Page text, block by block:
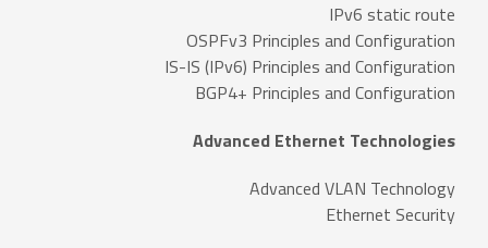
IPv6 static route
OSPFv3 Principles and Configuration
IS-IS (IPv6) Principles and Configuration
BGP4+ Principles and Configuration
Advanced Ethernet Technologies
Advanced VLAN Technology
Ethernet Security